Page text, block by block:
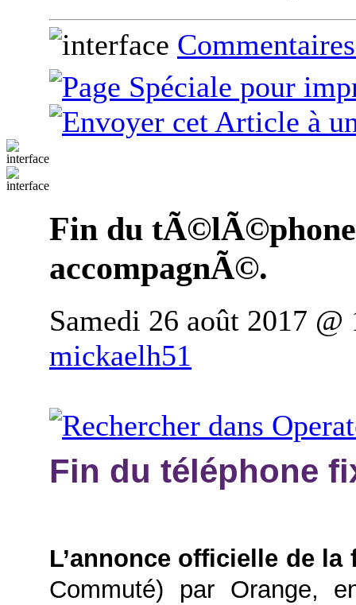
Fin du
accompagnÃ©.
Samedi 26 août 2017
mickaelh51
Fin du téléphone
L’annonce officielle de la
Commuté) par Orange,